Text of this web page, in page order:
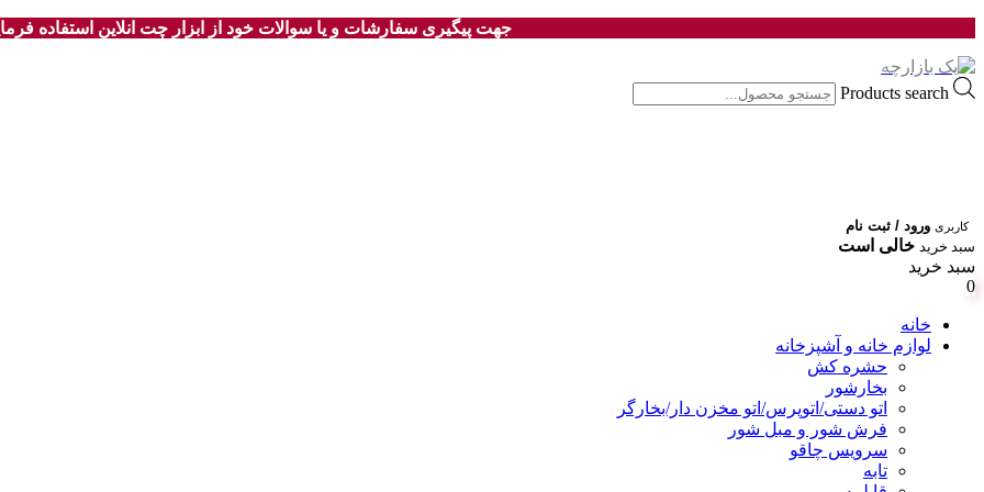
جهت پیگیری سفارشات و یا سوالات خود از ابزار چت انلاین استفاده
Products search
کاربری ورود / ثبت نام
سبد خرید خالی است
سبد خرید
0
خانه
لوازم خانه و آشپزخانه
حشره کش
بخارشور
اتو دستی/اتوپرس/اتو مخزن دار/بخارگر
فرش شور و مبل شور
سرویس چاقو
تابه